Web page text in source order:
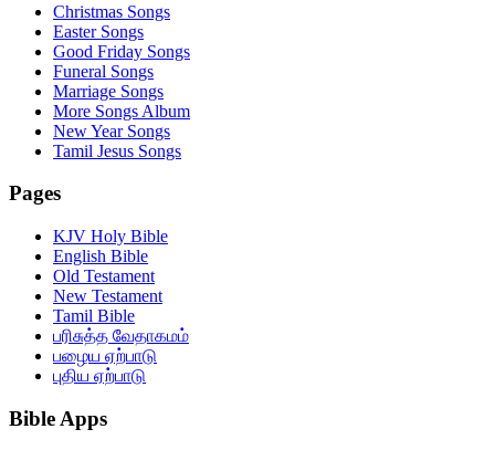
Christmas Songs
Easter Songs
Good Friday Songs
Funeral Songs
Marriage Songs
More Songs Album
New Year Songs
Tamil Jesus Songs
Pages
KJV Holy Bible
English Bible
Old Testament
New Testament
Tamil Bible
பரிசுத்த வேதாகமம்
பழைய ஏற்பாடு
புதிய ஏற்பாடு
Bible Apps